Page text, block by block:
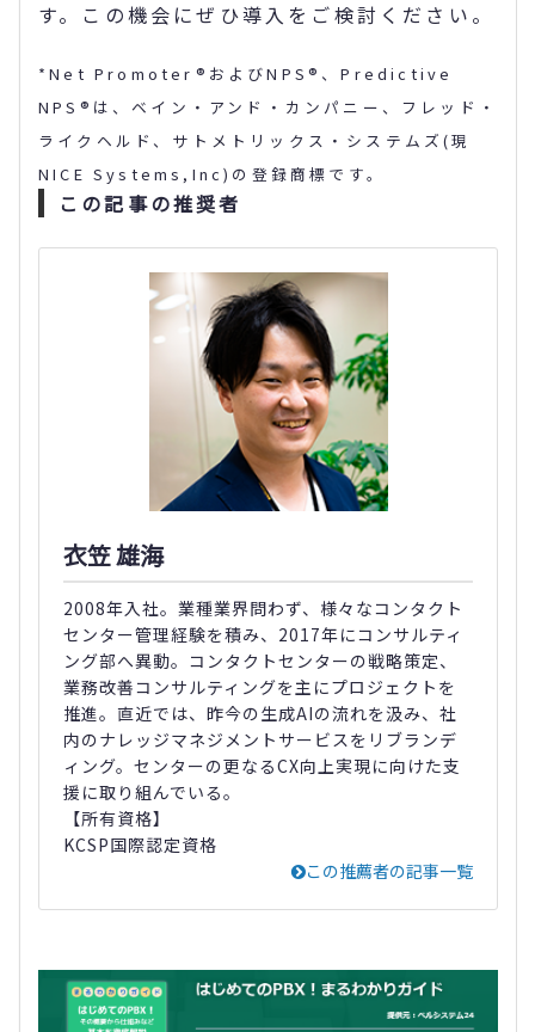
す。この機会にぜひ導入をご検討ください。
*Net Promoter®およびNPS®、Predictive
NPS®は、ベイン・アンド・カンパニー、フレッド・
ライクヘルド、サトメトリックス・システムズ(現
NICE Systems,Inc)の登録商標です。
この記事の推奨者
衣笠 雄海
2008年入社。業種業界問わず、様々なコンタクト
センター管理経験を積み、2017年にコンサルティ
ング部へ異動。コンタクトセンターの戦略策定、
業務改善コンサルティングを主にプロジェクトを
推進。直近では、昨今の生成AIの流れを汲み、社
内のナレッジマネジメントサービスをリブランデ
ィング。センターの更なるCX向上実現に向けた支
援に取り組んでいる。
【所有資格】
KCSP国際認定資格
この推薦者の記事一覧